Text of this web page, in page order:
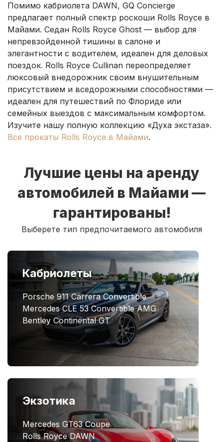
Помимо кабриолета DAWN, GQ Concierge
предлагает полный спектр роскоши Rolls Royce в
Майами. Седан Rolls Royce Ghost — выбор для
непревзойденной тишины в салоне и
элегантности с водителем, идеален для деловых
поездок. Rolls Royce Cullinan переопределяет
люксовый внедорожник своим внушительным
присутствием и вседорожными способностями —
идеален для путешествий по Флориде или
семейных выездов с максимальным комфортом.
Изучите нашу полную коллекцию «Духа экстаза».
Все прокаты Rolls Royce в Майами.
Лучшие цены на аренду
автомобилей в Майами —
гарантированы!
Выберете тип предпочитаемого автомобиля
Кабриолеты
Porsche 911 Carrera Convertible
Mercedes CLE 53 Convertible AMG
Bentley Continental GT
Экзотика
Mercedes GT63 Coupe
Rolls Royce DAWN